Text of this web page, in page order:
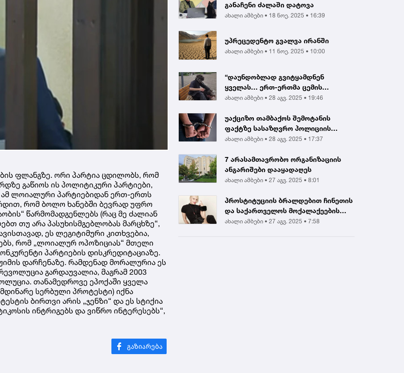
ფლანგზე. ორი პარტია ცდილობს, რომ
გაწიოს ის პოლიტიკური პარტიები,
ლოიალური პარტიებიდან ერთ-ერთს
რომ ბოლო ხანებში ბევრად უფრო
წარმომადგენლებს (რაც მე ძალიან
თუ არა პასუხისმგებლობას მარცხზე“,
ეს ლეგიტიმური კითხვებია,
რომ „ლოიალურ ოპოზიციას“ მთელი
პარტიების დისკრედიტაციაზე.
დარჩენაზე. რამდენად მორალურია ეს
გარდაუვალია, მაგრამ 2003
თანამედროვე ეპოქაში ყველა
სერბული პროტესტი) იქნა
ბირთვი არის „ჯენზი“ და ეს სტიქია
ინტრიგებს და ვიწრო ინტერესებს“,
განაჩენი ძალაში დატოვა
ახალი ამბები • 18 ნოე. 2025 • 16:39
უპრეცედენტო გვალვა ირანში
ახალი ამბები • 11 ნოე. 2025 • 10:00
“დაუნდობლად გვიტყამდნენ
ყველას… ერთ-ერთმა ცემის
შედეგად გონება დაკარგა...
ახალი ამბები • 28 აგვ. 2025 • 19:46
უაქციზო თამბაქოს შემოტანის
ფაქტზე სასაზღვრო პოლიციის
ინსპექტორი და ერთ...
ახალი ამბები • 28 აგვ. 2025 • 17:37
7 არასამთავრობო ორგანიზაციის
ანგარიშები დააყადაღეს
ახალი ამბები • 27 აგვ. 2025 • 8:01
პროსტიტუციის ბრალდებით ჩინეთის
და საქართველოს მოქალაქეების
დააკავეს |...
ახალი ამბები • 27 აგვ. 2025 • 7:58